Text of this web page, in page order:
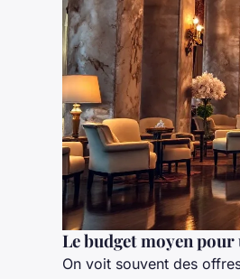
Le budget moyen pour
On voit souvent des